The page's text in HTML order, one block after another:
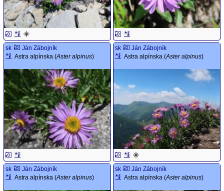
sk
Ján Zábojník
Astra alpínska (Aster alpinus)
sk
Ján Zábojník
Astra alpínska (Aster alpinus)
sk
Ján Zábojník
Astra alpínska (Aster alpinus)
sk
Ján Zábojník
Astra alpínska (Aster alpinus)